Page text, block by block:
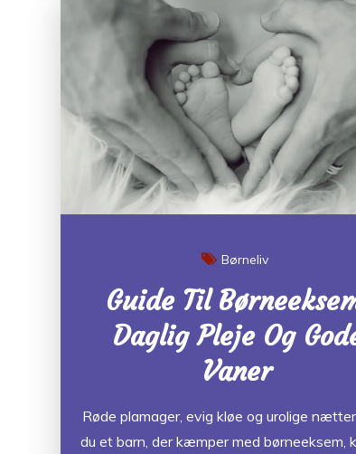
Børneliv
Guide Til
Daglig Pleje Og
Vaner
Røde plamager, evig kløe og urolige
du et barn, der kæmper med børneeksem,